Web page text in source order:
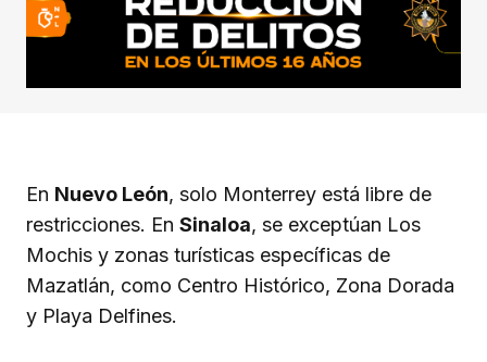
En Nuevo León, solo Monterrey está libre de
restricciones. En Sinaloa, se exceptúan Los
Mochis y zonas turísticas específicas de
Mazatlán, como Centro Histórico, Zona Dorada
y Playa Delfines.